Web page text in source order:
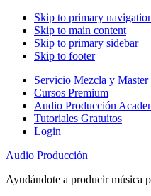
Skip to primary
Skip to main content
Skip to primary sidebar
Skip to footer
Servicio Mezcla y Master
Cursos Premium
Audio Producción
Tutoriales Gratuitos
Login
Audio Producción
Ayudándote a producir música